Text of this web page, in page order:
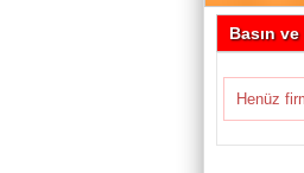
Basın
Henüz